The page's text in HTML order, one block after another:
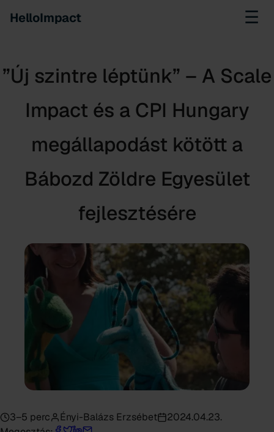
HelloImpact ☰
”Új szintre léptünk” – A Scale
Impact és a CPI Hungary
megállapodást kötött a
Bábozd Zöldre Egyesület
fejlesztésére
3–5 perc Ényi-Balázs Erzsébet
2024.04.23.